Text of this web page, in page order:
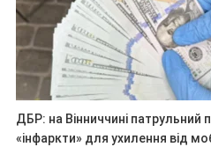
ДБР: на Вінниччині патрульний
«інфаркти» для ухилення від